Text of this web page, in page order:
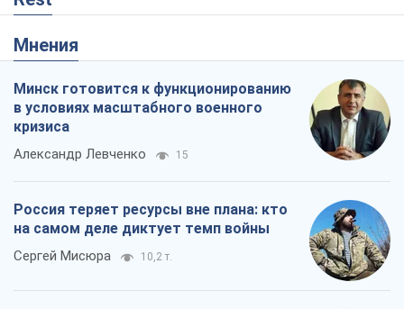
Мнения
Минск готовится к функционированию
в условиях масштабного военного
кризиса
Александр Левченко 15
Россия теряет ресурсы вне плана: кто
на самом деле диктует темп войны
Сергей Мисюра 10,2 т.